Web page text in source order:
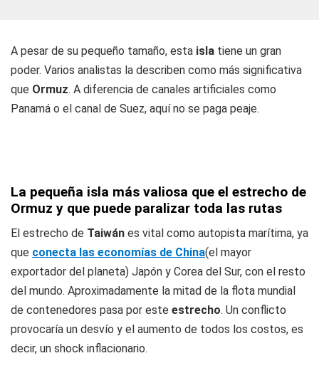
A pesar de su pequeño tamaño, esta isla tiene un gran
poder. Varios analistas la describen como más significativa
que Ormuz. A diferencia de canales artificiales como
Panamá o el canal de Suez, aquí no se paga peaje.
La pequeña isla más valiosa que el estrecho de
Ormuz y que puede paralizar toda las rutas
El estrecho de Taiwán es vital como autopista marítima, ya
que conecta las economías de China(el mayor
exportador del planeta) Japón y Corea del Sur, con el resto
del mundo. Aproximadamente la mitad de la flota mundial
de contenedores pasa por este estrecho. Un conflicto
provocaría un desvío y el aumento de todos los costos, es
decir, un shock inflacionario.